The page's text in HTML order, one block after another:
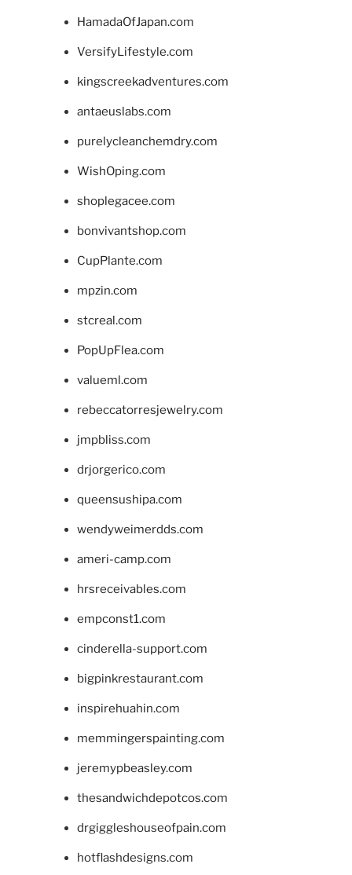
HamadaOfJapan.com
VersifyLifestyle.com
kingscreekadventures.com
antaeuslabs.com
purelycleanchemdry.com
WishOping.com
shoplegacee.com
bonvivantshop.com
CupPlante.com
mpzin.com
stcreal.com
PopUpFlea.com
valueml.com
rebeccatorresjewelry.com
jmpbliss.com
drjorgerico.com
queensushipa.com
wendyweimerdds.com
ameri-camp.com
hrsreceivables.com
empconst1.com
cinderella-support.com
bigpinkrestaurant.com
inspirehuahin.com
memmingerspainting.com
jeremypbeasley.com
thesandwichdepotcos.com
drgiggleshouseofpain.com
hotflashdesigns.com